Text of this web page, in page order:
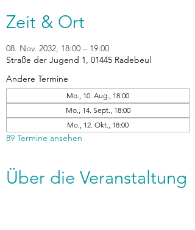
Zeit & Ort
08. Nov. 2032, 18:00 – 19:00
Straße der Jugend 1, 01445 Radebeul
Andere Termine
Mo., 10. Aug., 18:00
Mo., 14. Sept., 18:00
Mo., 12. Okt., 18:00
89 Termine ansehen
Über die Veranstaltung